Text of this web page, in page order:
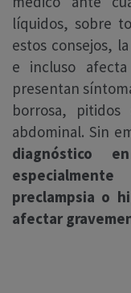
líquidos, sobre
estos consejos,
e incluso
presentan
borrosa,
abdominal. Sin
diagnóstico
preclampsia o
afectar